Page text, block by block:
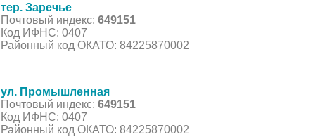
тер. Заречье
Почтовый индекс: 649151
Код ИФНС: 0407
Районный код ОКАТО: 84225870002
ул. Промышленная
Почтовый индекс: 649151
Код ИФНС: 0407
Районный код ОКАТО: 84225870002